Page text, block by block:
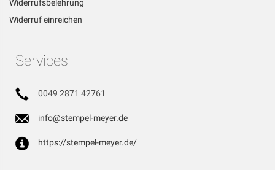
Widerrufsbelehrung
Widerruf einreichen
Services
0049 2871 42761
info@stempel-meyer.de
https://stempel-meyer.de/